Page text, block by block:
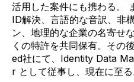
活用した案件にも携わる。
ID解決、言語的な音訳、非
ン、地理的な企業の名寄せ
くの特許を共同保有。その後
ed社にて、 Identity Data
r として従事し、現在に至る